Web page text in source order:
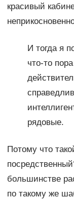
красивый
И тогда я
что-то
рядовые.
Потому что
большинстве
по такому же